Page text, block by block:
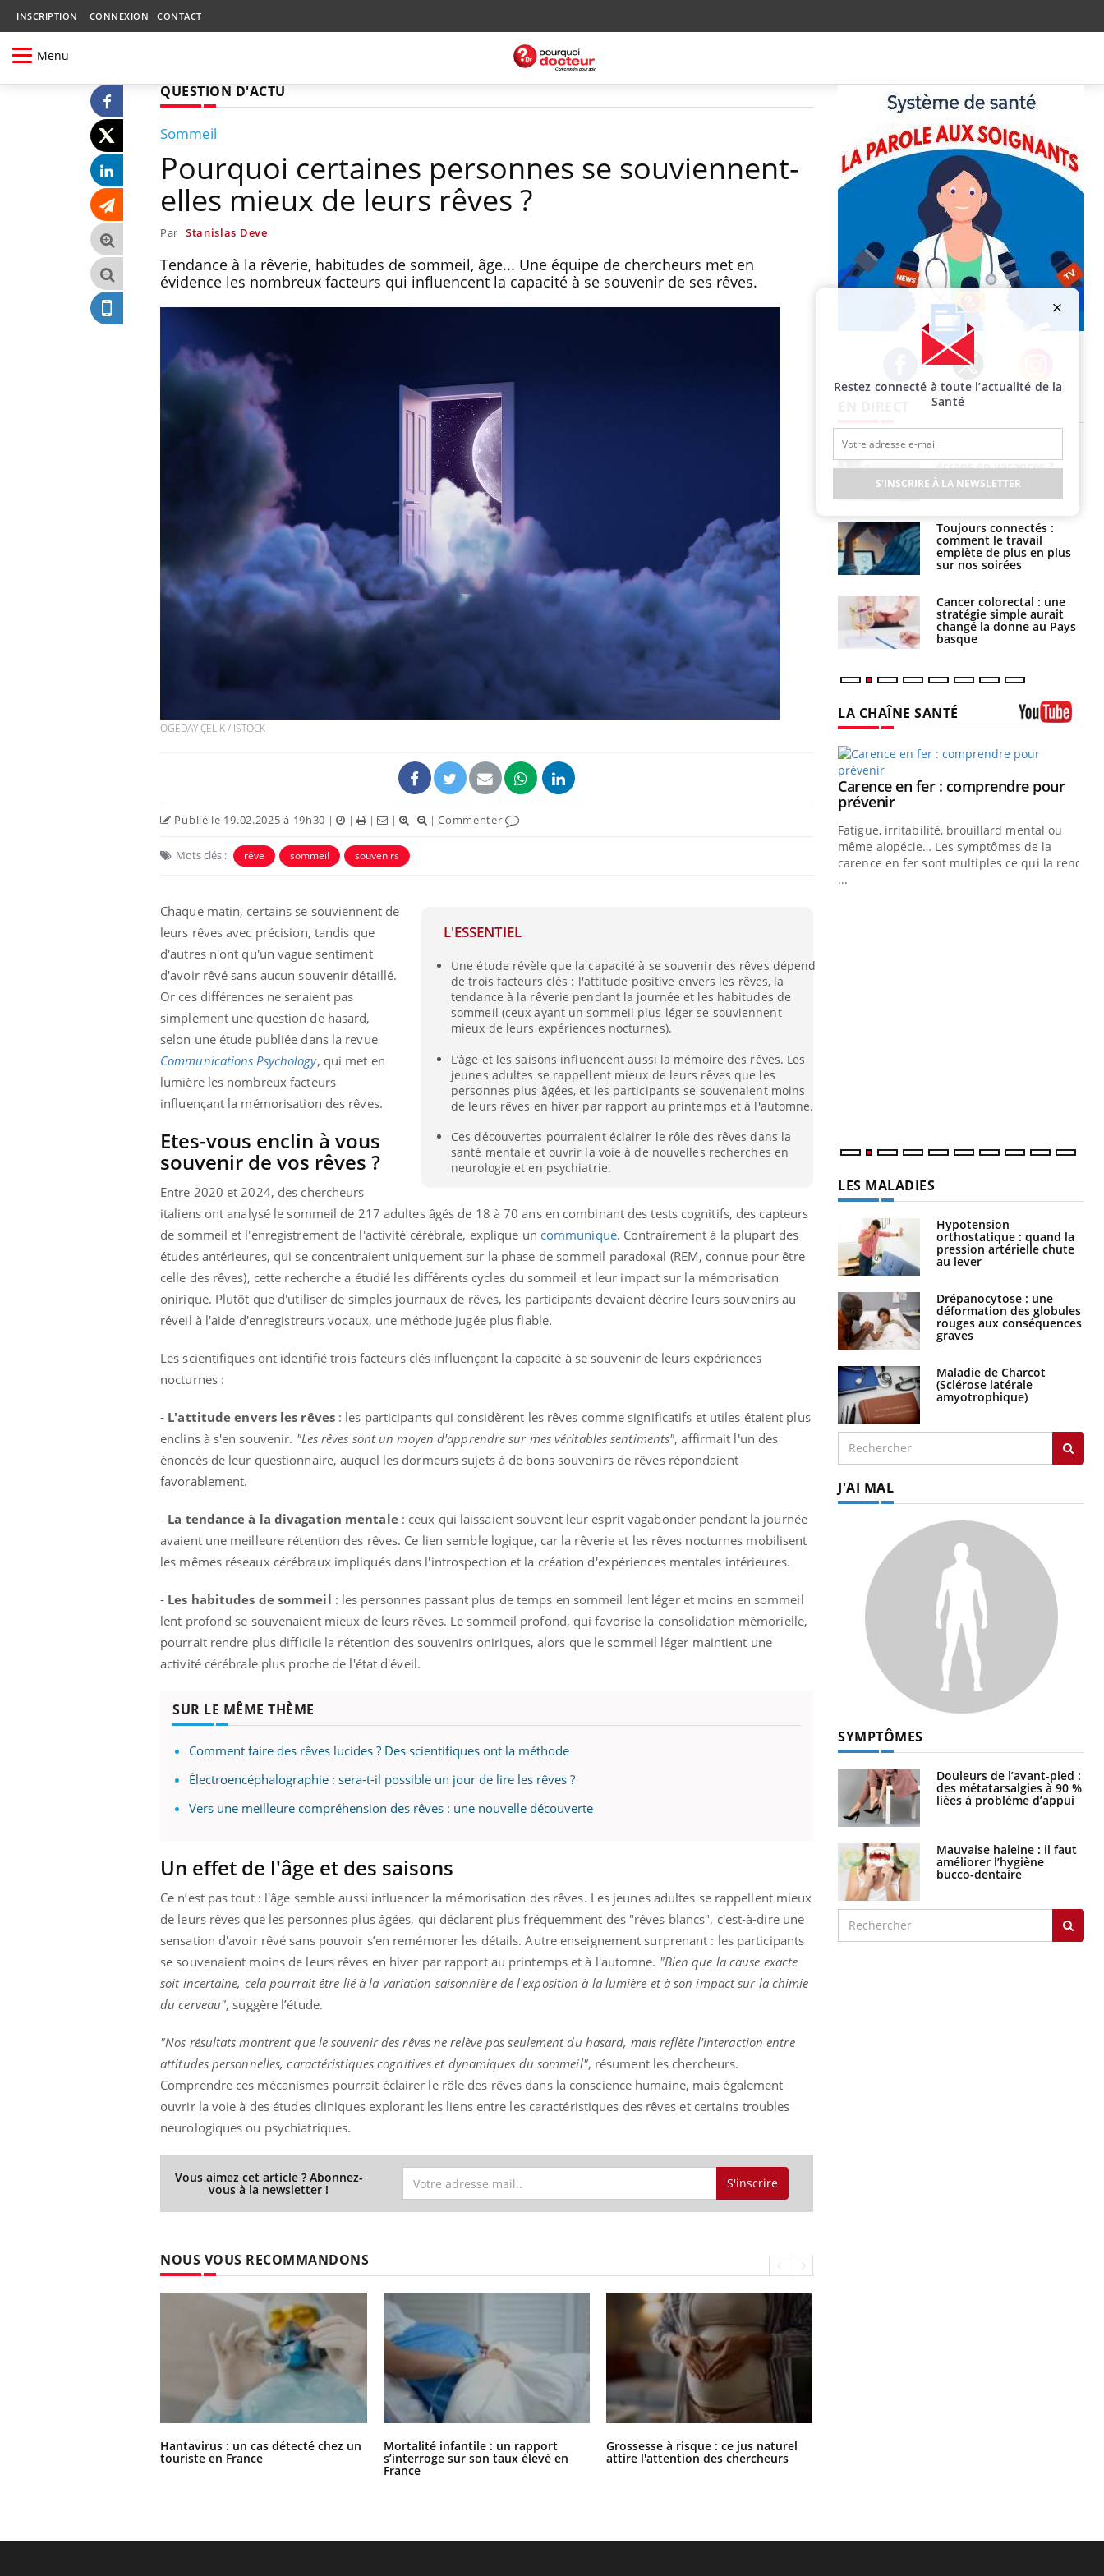
INSCRIPTION CONNEXION CONTACT
Menu
QUESTION D'ACTU
Sommeil
Pourquoi certaines personnes se souviennent-
elles mieux de leurs rêves ?
Par Stanislas Deve
Tendance à la rêverie, habitudes de sommeil, âge... Une équipe de chercheurs met en
évidence les nombreux facteurs qui influencent la capacité à se souvenir de ses rêves.
OGEDAY ÇELIK / ISTOCK
Publié le 19.02.2025 à 19h30 | | | | |Commenter
Mots clés : rêve sommeil souvenirs
L'ESSENTIEL
Une étude révèle que la capacité à se souvenir des rêves dépend
de trois facteurs clés : l'attitude positive envers les rêves, la
tendance à la rêverie pendant la journée et les habitudes de
sommeil (ceux ayant un sommeil plus léger se souviennent
mieux de leurs expériences nocturnes).
L’âge et les saisons influencent aussi la mémoire des rêves. Les
jeunes adultes se rappellent mieux de leurs rêves que les
personnes plus âgées, et les participants se souvenaient moins
de leurs rêves en hiver par rapport au printemps et à l'automne.
Ces découvertes pourraient éclairer le rôle des rêves dans la
santé mentale et ouvrir la voie à de nouvelles recherches en
neurologie et en psychiatrie.
Chaque matin, certains se souviennent de
leurs rêves avec précision, tandis que
d'autres n'ont qu'un vague sentiment
d'avoir rêvé sans aucun souvenir détaillé.
Or ces différences ne seraient pas
simplement une question de hasard,
selon une étude publiée dans la revue
Communications Psychology, qui met en
lumière les nombreux facteurs
influençant la mémorisation des rêves.
Etes-vous enclin à vous
souvenir de vos rêves ?
Entre 2020 et 2024, des chercheurs
italiens ont analysé le sommeil de 217 adultes âgés de 18 à 70 ans en combinant des tests cognitifs, des capteurs
de sommeil et l'enregistrement de l'activité cérébrale, explique un communiqué. Contrairement à la plupart des
études antérieures, qui se concentraient uniquement sur la phase de sommeil paradoxal (REM, connue pour être
celle des rêves), cette recherche a étudié les différents cycles du sommeil et leur impact sur la mémorisation
onirique. Plutôt que d'utiliser de simples journaux de rêves, les participants devaient décrire leurs souvenirs au
réveil à l'aide d'enregistreurs vocaux, une méthode jugée plus fiable.
Les scientifiques ont identifié trois facteurs clés influençant la capacité à se souvenir de leurs expériences
nocturnes :
- L'attitude envers les rêves: les participants qui considèrent les rêves comme significatifs et utiles étaient plus
enclins à s'en souvenir. "Les rêves sont un moyen d'apprendre sur mes véritables sentiments", affirmait l'un des
énoncés de leur questionnaire, auquel les dormeurs sujets à de bons souvenirs de rêves répondaient
favorablement.
- La tendance à la divagation mentale: ceux qui laissaient souvent leur esprit vagabonder pendant la journée
avaient une meilleure rétention des rêves. Ce lien semble logique, car la rêverie et les rêves nocturnes mobilisent
les mêmes réseaux cérébraux impliqués dans l'introspection et la création d'expériences mentales intérieures.
- Les habitudes de sommeil : les personnes passant plus de temps en sommeil lent léger et moins en sommeil
lent profond se souvenaient mieux de leurs rêves. Le sommeil profond, qui favorise la consolidation mémorielle,
pourrait rendre plus difficile la rétention des souvenirs oniriques, alors que le sommeil léger maintient une
activité cérébrale plus proche de l'état d'éveil.
SUR LE MÊME THÈME
Comment faire des rêves lucides ? Des scientifiques ont la méthode
Électroencéphalographie : sera-t-il possible un jour de lire les rêves ?
Vers une meilleure compréhension des rêves : une nouvelle découverte
Un effet de l'âge et des saisons
Ce n’est pas tout : l'âge semble aussi influencer la mémorisation des rêves. Les jeunes adultes se rappellent mieux
de leurs rêves que les personnes plus âgées, qui déclarent plus fréquemment des "rêves blancs", c'est-à-dire une
sensation d'avoir rêvé sans pouvoir s’en remémorer les détails. Autre enseignement surprenant : les participants
se souvenaient moins de leurs rêves en hiver par rapport au printemps et à l'automne. "Bien que la cause exacte
soit incertaine, cela pourrait être lié à la variation saisonnière de l'exposition à la lumière et à son impact sur la chimie
du cerveau", suggère l’étude.
"Nos résultats montrent que le souvenir des rêves ne relève pas seulement du hasard, mais reflète l'interaction entre
attitudes personnelles, caractéristiques cognitives et dynamiques du sommeil", résument les chercheurs.
Comprendre ces mécanismes pourrait éclairer le rôle des rêves dans la conscience humaine, mais également
ouvrir la voie à des études cliniques explorant les liens entre les caractéristiques des rêves et certains troubles
neurologiques ou psychiatriques.
Vous aimez cet article ? Abonnez-
vous à la newsletter ! S'inscrire
NOUS VOUS RECOMMANDONS
Hantavirus : un cas détecté chez un
touriste en France
Mortalité infantile : un rapport
s’interroge sur son taux élevé en
France
Grossesse à risque : ce jus naturel
attire l'attention des chercheurs
Facebook Twitter Instagram
Hantavirus : un cas
détecté chez un touriste
en France
Mortalité infantile : un
rapport s’interroge sur
son taux élevé en France
Grossesse à risque : ce jus
Toujours connectés :
comment le travail
empiète de plus en plus
sur nos soirées
Cancer colorectal : une
stratégie simple aurait
changé la donne au Pays
basque
West Nile : que se passe-
t-il dans le sud de la
France ?
Les médicaments GLP-1
protègent-ils aussi les os
?
Cytomégalovirus : ce qui
change dans la prise en
charge des femmes
enceintes
LA CHAÎNE SANTÉ
Eczéma Chronique des Mains :
Youtube
Il y a des sujets qui sont faciles à aborder...
d'autres non ! D'un côté, poser des
questions sur la maladie d'un proche c'est
LES MALADIES
Hypotension
orthostatique : quand la
pression artérielle chute
au lever
Drépanocytose : une
déformation des globules
rouges aux conséquences
graves
Maladie de Charcot
(Sclérose latérale
amyotrophique)
J'AI MAL
SYMPTÔMES
Douleurs de l’avant-pied :
des métatarsalgies à 90 %
liées à problème d’appui
Mauvaise haleine : il faut
améliorer l’hygiène
bucco-dentaire
Restez connecté à toute l’actualité de la
Santé
S'INSCRIRE À LA NEWSLETTER